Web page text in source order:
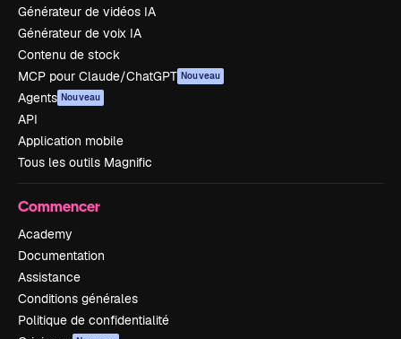
Générateur de vidéos IA
Générateur de voix IA
Contenu de stock
MCP pour Claude/ChatGPT Nouveau
Agents Nouveau
API
Application mobile
Tous les outils Magnific
Commencer
Academy
Documentation
Assistance
Conditions générales
Politique de confidentialité